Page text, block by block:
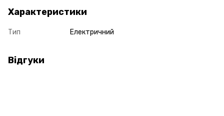
Характеристики
Тип Електричний
Відгуки